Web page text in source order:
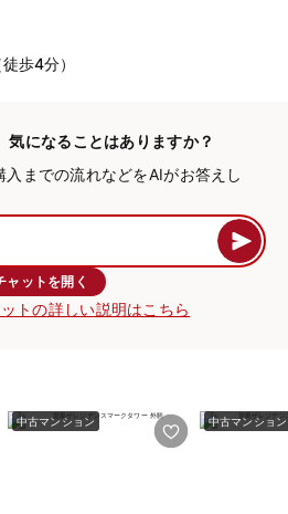
歩4分）
気になることはありますか？
入までの流れなどをAIがお答えし
ャットを開く
トの詳しい説明はこちら
中古マンション 中古マンション